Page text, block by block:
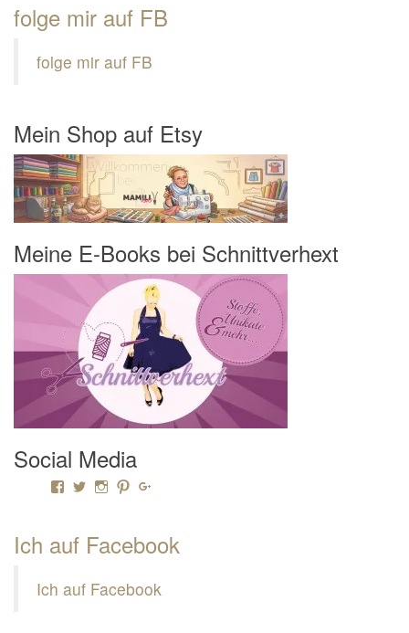
folge mir auf FB
folge mir auf FB
Mein Shop auf Etsy
Meine E-Books bei Schnittverhext
Social Media
Profil von Mamili1910 auf Facebook anzeigen
Profil von Mamili1910 auf Twitter anzeigen
Profil von Mamili1910 auf Instagram anzeigen
Profil von Mamili1910 auf Pinterest anzeigen
Ich auf Facebook
Ich auf Facebook